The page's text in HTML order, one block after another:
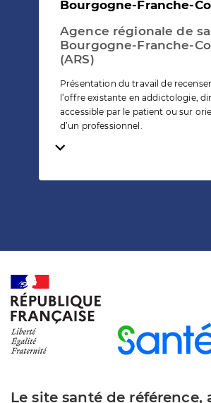
Bourgogne-Franche-
Agence régionale de
Bourgogne-Franche-
(ARS)
Présentation du travail de
l’offre existante en addictologie,
accessible par le patient ou sur
d’un professionnel.
Temps de lecture
Le site santé de référence,